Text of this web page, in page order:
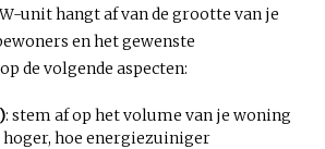
unit hangt af van de grootte van je
en het gewenste
de volgende aspecten:
: stem af op het volume van je woning
hoger, hoe energiezuiniger